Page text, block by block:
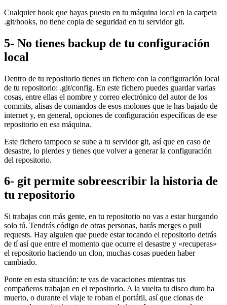
Cualquier hook que hayas puesto en tu máquina local en la carpeta
.git/hooks, no tiene copia de seguridad en tu servidor git.
5- No tienes backup de tu configuración
local
Dentro de tu repositorio tienes un fichero con la configuración local
de tu repositorio: .git/config. En este fichero puedes guardar varias
cosas, entre ellas el nombre y correo electrónico del autor de los
commits, alisas de comandos de esos molones que te has bajado de
internet y, en general, opciones de configuración específicas de ese
repositorio en esa máquina.
Este fichero tampoco se sube a tu servidor git, así que en caso de
desastre, lo pierdes y tienes que volver a generar la configuración
del repositorio.
6- git permite sobreescribir la historia de
tu repositorio
Si trabajas con más gente, en tu repositorio no vas a estar hurgando
solo tú. Tendrás código de otras personas, harás merges o pull
requests. Hay alguien que puede estar tocando el repositorio detrás
de tí así que entre el momento que ocurre el desastre y «recuperas»
el repositorio haciendo un clon, muchas cosas pueden haber
cambiado.
Ponte en esta situación: te vas de vacaciones mientras tus
compañeros trabajan en el repositorio. A la vuelta tu disco duro ha
muerto, o durante el viaje te roban el portátil, así que clonas de